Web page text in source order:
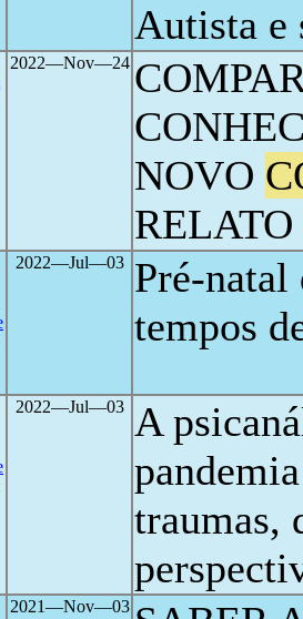
Autista e
2022―Nov―24
NOVO
2022―Jul―03
Pré-natal
tempos
2022―Jul―03
A
traumas,
2021―Nov―03